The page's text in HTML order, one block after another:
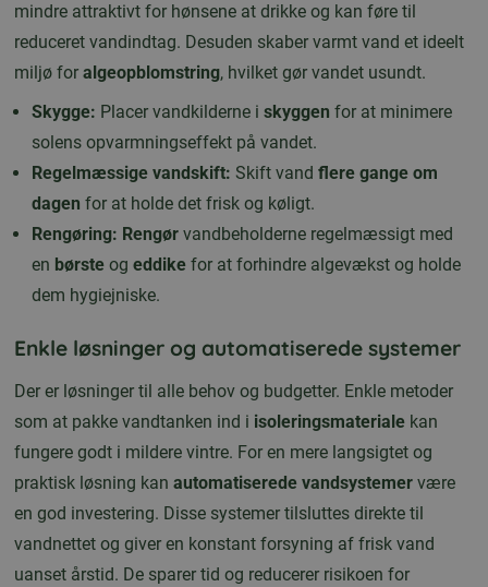
mindre attraktivt for hønsene at drikke og kan føre til
reduceret vandindtag. Desuden skaber varmt vand et ideelt
miljø for algeopblomstring, hvilket gør vandet usundt.
Skygge: Placer vandkilderne i skyggen for at minimere
solens opvarmningseffekt på vandet.
Regelmæssige vandskift: Skift vand flere gange om
dagen for at holde det frisk og køligt.
Rengøring: Rengør vandbeholderne regelmæssigt med
en børste og eddike for at forhindre algevækst og holde
dem hygiejniske.
Enkle løsninger og automatiserede systemer
Der er løsninger til alle behov og budgetter. Enkle metoder
som at pakke vandtanken ind i isoleringsmateriale kan
fungere godt i mildere vintre. For en mere langsigtet og
praktisk løsning kan automatiserede vandsystemer være
en god investering. Disse systemer tilsluttes direkte til
vandnettet og giver en konstant forsyning af frisk vand
uanset årstid. De sparer tid og reducerer risikoen for